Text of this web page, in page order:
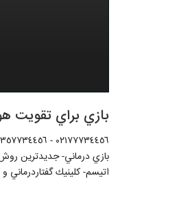
بازي براي تقويت
٠٢١٧٧٧٣٤٤٥٦ - ٠٩٣٥٧٧٣٤٤٥٦ -
بازي درماني- جديدترين روش
اتيسم- كلينيك گفتاردرماني